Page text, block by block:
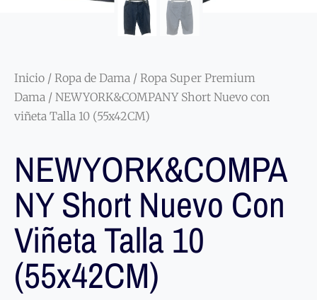
Inicio / Ropa de Dama / Ropa Super Premium
Dama / NEWYORK&COMPANY Short Nuevo con
viñeta Talla 10 (55x42CM)
NEWYORK&COMPA
NY Short Nuevo Con
Viñeta Talla 10
(55x42CM)